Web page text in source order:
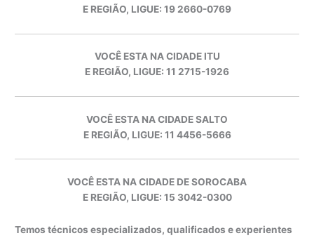
E REGIÃO, LIGUE: 19 2660-0769
VOCÊ ESTA NA CIDADE ITU
E REGIÃO, LIGUE: 11 2715-1926
VOCÊ ESTA NA CIDADE SALTO
E REGIÃO, LIGUE: 11 4456-5666
VOCÊ ESTA NA CIDADE DE SOROCABA
E REGIÃO, LIGUE: 15 3042-0300
Temos técnicos especializados, qualificados e experientes